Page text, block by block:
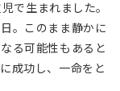
で生まれました。
。このまま静かに
る可能性もあると
成功し、一命をと